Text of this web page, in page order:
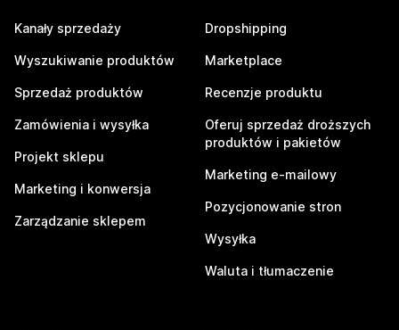
Kanały sprzedaży
Wyszukiwanie produktów
Sprzedaż produktów
Zamówienia i wysyłka
Projekt sklepu
Marketing i konwersja
Zarządzanie sklepem
Dropshipping
Marketplace
Recenzje produktu
Oferuj sprzedaż droższych
produktów i pakietów
Marketing e-mailowy
Pozycjonowanie stron
Wysyłka
Waluta i tłumaczenie